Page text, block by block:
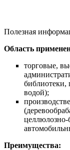
Полезная
Область
торговые,
водой);
целлюлозно-
Преимущества: